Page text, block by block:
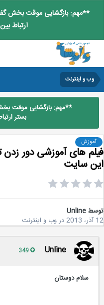
**مهم: بازگشایی موقت بخش
ارتباط بین
وب و اینترنت
**مهم: بازگشایی موقت
بستر
آموزش
های آموزشی دور زدن
سایت
Unline
دروب و اینترنت
Unline
سلام دوستان